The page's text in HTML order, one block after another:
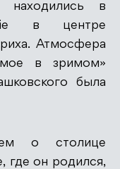
в
в центре
Атмосфера
в зримом»
была
о столице
где он родился,